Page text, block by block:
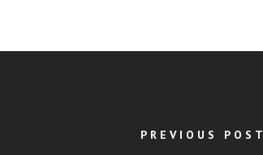
PREVIOUS POST